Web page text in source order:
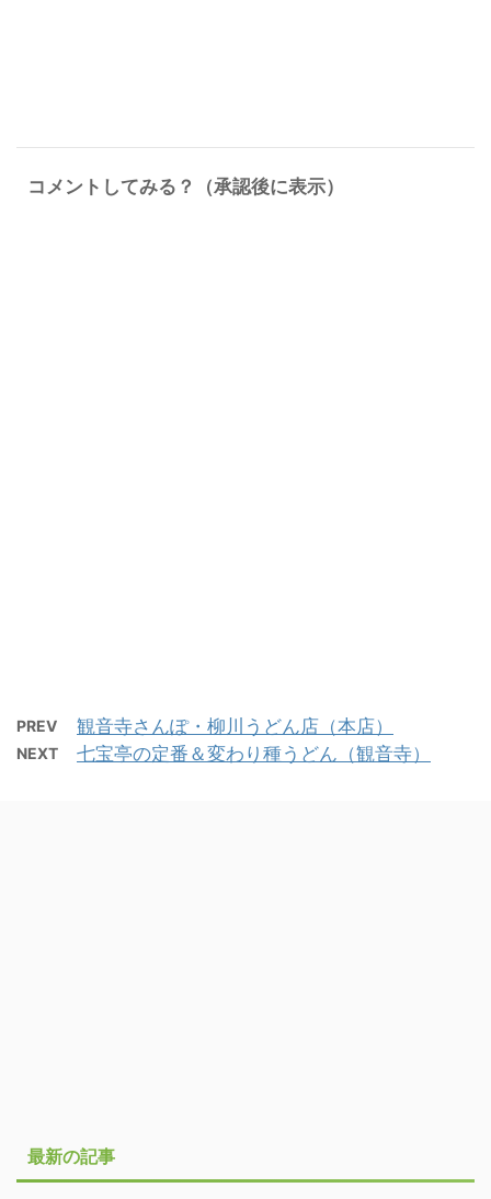
コメントしてみる？（承認後に表示）
PREV 観音寺さんぽ・柳川うどん店（本店）
NEXT 七宝亭の定番＆変わり種うどん（観音寺）
最新の記事